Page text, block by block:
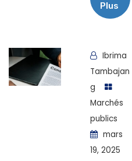
Plus
Ibrima
Tambajan
g
Marchés
publics
mars
19, 2025